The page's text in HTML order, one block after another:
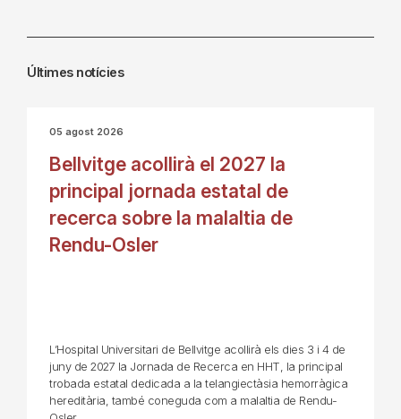
Últimes notícies
05 agost 2026
Bellvitge acollirà el 2027 la
principal jornada estatal de
recerca sobre la malaltia de
Rendu-Osler
L’Hospital Universitari de Bellvitge acollirà els dies 3 i 4 de
juny de 2027 la Jornada de Recerca en HHT, la principal
trobada estatal dedicada a la telangiectàsia hemorràgica
hereditària, també coneguda com a malaltia de Rendu-